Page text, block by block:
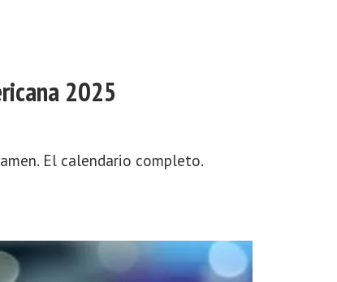
2025
El calendario completo.